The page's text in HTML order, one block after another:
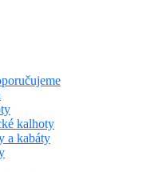
kalhoty
a kabáty